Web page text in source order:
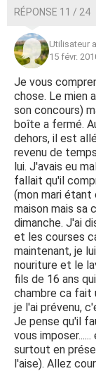
RÉPONSE 11 / 24
Utilisateur
15 févr.
Je vous
chose. Le mien
son concours)
boîte a fermé.
dehors, il est
revenu de
lui. J'avais eu
fallait qu'il
(mon mari étant
maison mais sa
dimanche. J'ai
et les courses
maintenant, je
nouriture et le
fils de 16 ans
chambre ca fait
je l'ai prévenu,
Je pense qu'il
vous
surtout en
l'aise). Allez